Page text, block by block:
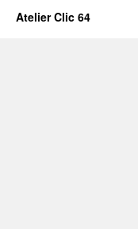
Atelier Clic 64